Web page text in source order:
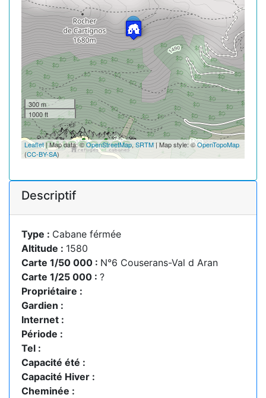
300 m
1000 ft
Leaflet| Map data: ©OpenStreetMap, SRTM | Map style: ©OpenTopoMap
(CC-BY-SA)
Descriptif
Type : Cabane férmée
Altitude : 1580
Carte 1/50 000 : N°6 Couserans-Val d Aran
Carte 1/25 000 : ?
Propriétaire :
Gardien :
Internet :
Période :
Tel :
Capacité été :
Capacité Hiver :
Cheminée :